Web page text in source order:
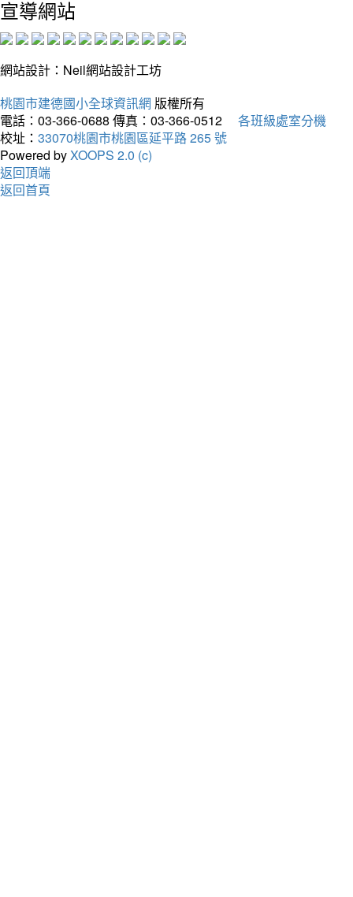
宣導網站
網站設計：Neil網站設計工坊
桃園市建德國小全球資訊網 版權所有
電話：03-366-0688 傳真：03-366-0512
各班級處室分機
校址： 33070桃園市桃園區延平路 265 號
Powered byXOOPS 2.0 (c)
返回頂端
返回首頁